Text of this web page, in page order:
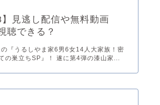
】見逃し配信や無料動画
聴できる？
『うるしやま家6男6女14人大家族！密
の巣立ちSP』！ 遂に第4弾の漆山家...